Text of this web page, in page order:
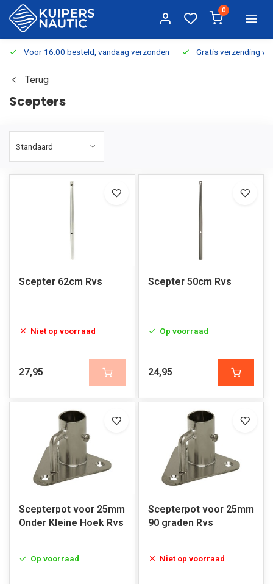
0
Voor 16:00 besteld, vandaag verzonden Gratis verzending
Terug
Scepters
Scepter 62cm Rvs
Niet op voorraad
27,95
Scepter 50cm Rvs
Op voorraad
24,95
Scepterpot voor 25mm
Onder Kleine Hoek Rvs
Op voorraad
Scepterpot voor 25mm
90 graden Rvs
Niet op voorraad